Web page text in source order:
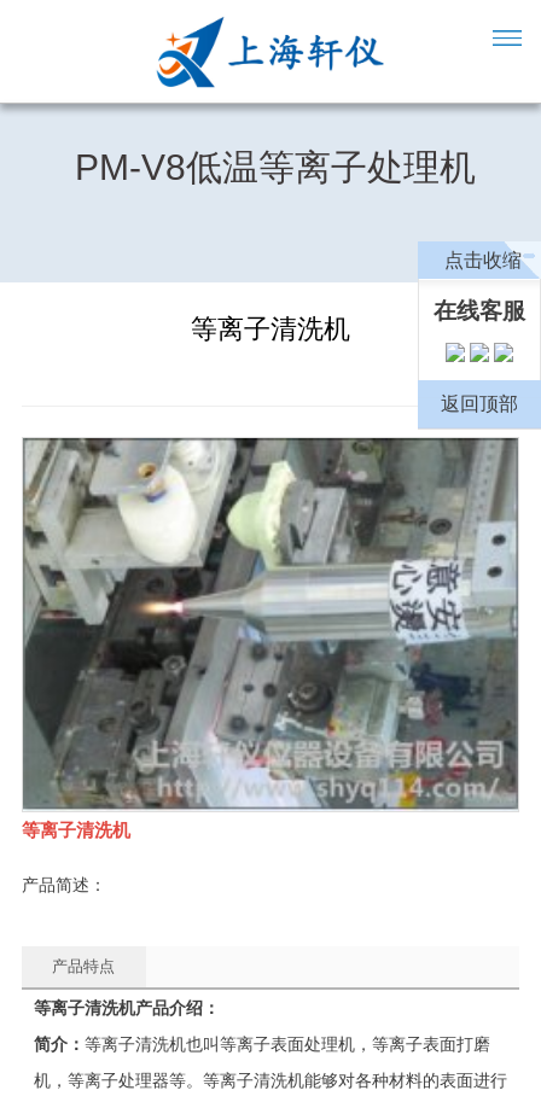
PM-V8低温等离子处理机
等离子清洗机
等离子清洗机
产品简述：
产品特点
等离子清洗机产品介绍：
简介： 等离子清洗机也叫等离子表面处理机，等离子表面打磨
机，等离子处理器等。等离子清洗机能够对各种材料的表面进行
点击收缩
在线客服
返回顶部